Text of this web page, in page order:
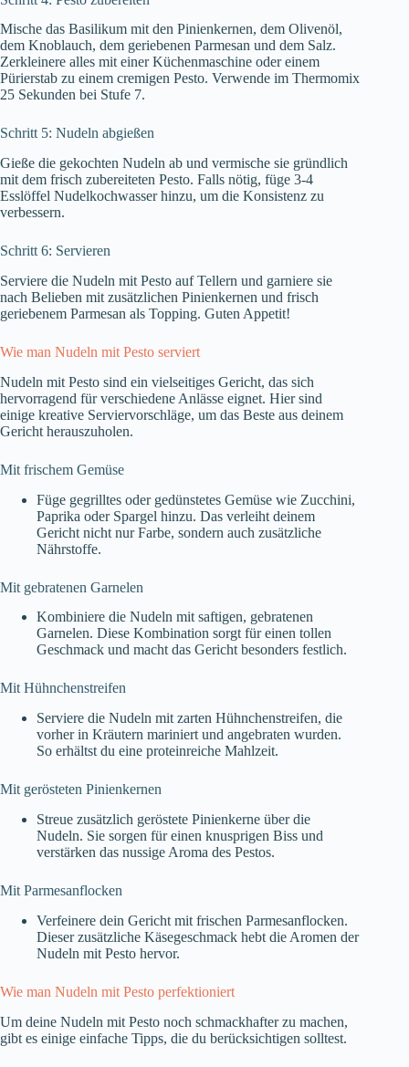
Mische das Basilikum mit den Pinienkernen, dem Olivenöl,
dem Knoblauch, dem geriebenen Parmesan und dem Salz.
Zerkleinere alles mit einer Küchenmaschine oder einem
Pürierstab zu einem cremigen Pesto. Verwende im Thermomix
25 Sekunden bei Stufe 7.
Schritt 5: Nudeln abgießen
Gieße die gekochten Nudeln ab und vermische sie gründlich
mit dem frisch zubereiteten Pesto. Falls nötig, füge 3-4
Esslöffel Nudelkochwasser hinzu, um die Konsistenz zu
verbessern.
Schritt 6: Servieren
Serviere die Nudeln mit Pesto auf Tellern und garniere sie
nach Belieben mit zusätzlichen Pinienkernen und frisch
geriebenem Parmesan als Topping. Guten Appetit!
Wie man Nudeln mit Pesto serviert
Nudeln mit Pesto sind ein vielseitiges Gericht, das sich
hervorragend für verschiedene Anlässe eignet. Hier sind
einige kreative Serviervorschläge, um das Beste aus deinem
Gericht herauszuholen.
Mit frischem Gemüse
Füge gegrilltes oder gedünstetes Gemüse wie Zucchini,
Paprika oder Spargel hinzu. Das verleiht deinem
Gericht nicht nur Farbe, sondern auch zusätzliche
Nährstoffe.
Mit gebratenen Garnelen
Kombiniere die Nudeln mit saftigen, gebratenen
Garnelen. Diese Kombination sorgt für einen tollen
Geschmack und macht das Gericht besonders festlich.
Mit Hühnchenstreifen
Serviere die Nudeln mit zarten Hühnchenstreifen, die
vorher in Kräutern mariniert und angebraten wurden.
So erhältst du eine proteinreiche Mahlzeit.
Mit gerösteten Pinienkernen
Streue zusätzlich geröstete Pinienkerne über die
Nudeln. Sie sorgen für einen knusprigen Biss und
verstärken das nussige Aroma des Pestos.
Mit Parmesanflocken
Verfeinere dein Gericht mit frischen Parmesanflocken.
Dieser zusätzliche Käsegeschmack hebt die Aromen der
Nudeln mit Pesto hervor.
Wie man Nudeln mit Pesto perfektioniert
Um deine Nudeln mit Pesto noch schmackhafter zu machen,
gibt es einige einfache Tipps, die du berücksichtigen solltest.